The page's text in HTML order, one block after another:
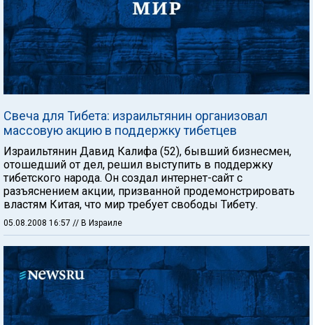
Свеча для Тибета: израильтянин организовал
массовую акцию в поддержку тибетцев
Израильтянин Давид Калифа (52), бывший бизнесмен,
отошедший от дел, решил выступить в поддержку
тибетского народа. Он создал интернет-сайт с
разъяснением акции, призванной продемонстрировать
властям Китая, что мир требует свободы Тибету.
05.08.2008 16:57 // В Израиле